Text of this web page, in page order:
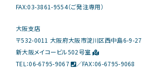
FAX:03-3861-9554（ご発注専用）
大阪支店
〒532-0011 大阪府大阪市淀川区西中島6-9-27
新大阪メイコービル502号室
TEL：06-6795-9067 ／FAX：06-6795-9068